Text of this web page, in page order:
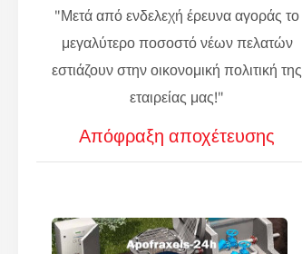
"Μετά από ενδελεχή έρευνα αγοράς το
μεγαλύτερο ποσοστό νέων πελατών
εστιάζουν στην οικονομική πολιτική της
εταιρείας μας!"
Απόφραξη αποχέτευσης